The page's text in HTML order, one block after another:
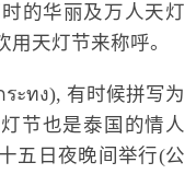
的华丽及万人天灯
天灯节来称呼。
ะทง), 有时候拼写为
节也是泰国的情人
五日夜晚间举行(公